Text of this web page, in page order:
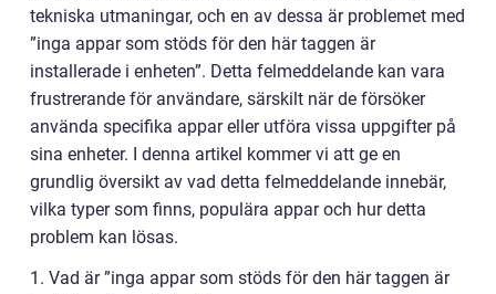
tekniska utmaningar, och en av dessa är problemet med
”inga appar som stöds för den här taggen är
installerade i enheten”. Detta felmeddelande kan vara
frustrerande för användare, särskilt när de försöker
använda specifika appar eller utföra vissa uppgifter på
sina enheter. I denna artikel kommer vi att ge en
grundlig översikt av vad detta felmeddelande innebär,
vilka typer som finns, populära appar och hur detta
problem kan lösas.
1. Vad är ”inga appar som stöds för den här taggen är